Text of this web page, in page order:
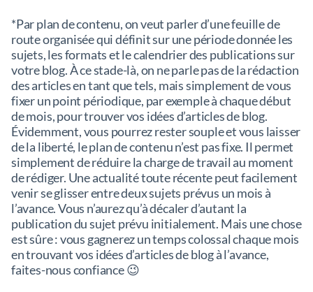
*Par plan de contenu, on veut parler d’une feuille de
route organisée qui définit sur une période donnée les
sujets, les formats et le calendrier des publications sur
votre blog. À ce stade-là, on ne parle pas de la rédaction
des articles en tant que tels, mais simplement de vous
fixer un point périodique, par exemple à chaque début
de mois, pour trouver vos idées d’articles de blog.
Évidemment, vous pourrez rester souple et vous laisser
de la liberté, le plan de contenu n’est pas fixe. Il permet
simplement de réduire la charge de travail au moment
de rédiger. Une actualité toute récente peut facilement
venir se glisser entre deux sujets prévus un mois à
l’avance. Vous n’aurez qu’à décaler d’autant la
publication du sujet prévu initialement. Mais une chose
est sûre : vous gagnerez un temps colossal chaque mois
en trouvant vos idées d’articles de blog à l’avance,
faites-nous confiance 😉